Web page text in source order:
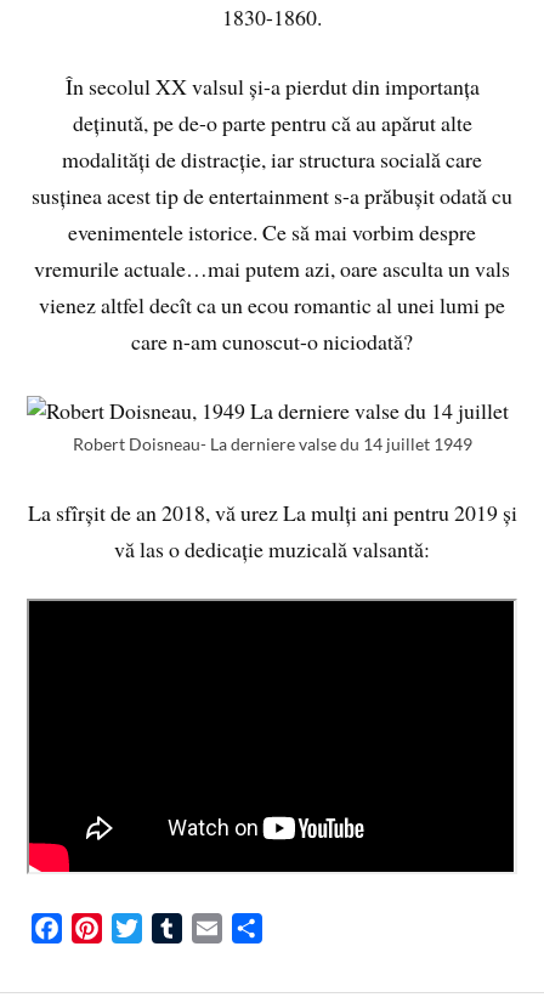
1830-1860.
În secolul XX valsul și-a pierdut din importanța
deținută, pe de-o parte pentru că au apărut alte
modalități de distracție, iar structura socială care
susținea acest tip de entertainment s-a prăbușit odată cu
evenimentele istorice. Ce să mai vorbim despre
vremurile actuale…mai putem azi, oare asculta un vals
vienez altfel decît ca un ecou romantic al unei lumi pe
care n-am cunoscut-o niciodată?
Robert Doisneau- La derniere valse du 14 juillet 1949
La sfîrșit de an 2018, vă urez La mulți ani pentru 2019 și
vă las o dedicație muzicală valsantă:
c
n
i
m
a
a